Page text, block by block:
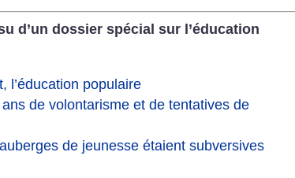
d’un dossier spécial sur l’éducation
l’éducation populaire
ans de volontarisme et de tentatives de
de jeunesse étaient subversives